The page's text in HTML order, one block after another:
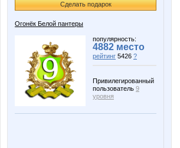
Сделать подарок
Огонёк Белой пантеры
популярность:
4882 место
рейтинг 5426 ?
Привилегированный
пользователь 9
уровня